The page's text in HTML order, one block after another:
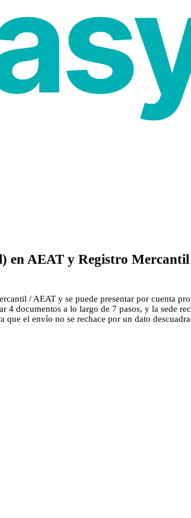
en AEAT y Registro Mercantil
/ AEAT y se puede presentar por cuenta
4 documentos a lo largo de 7 pasos, y la sede
el envío no se rechace por un dato